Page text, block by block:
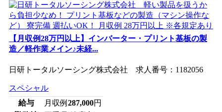
【月収例28万円以上】インバーター・プリント基板の製
造／軽作業メイン♪未経...
日研トータルソーシング株式会社 求人番号：1182056
スペシャル
給与
月収例 287,000円